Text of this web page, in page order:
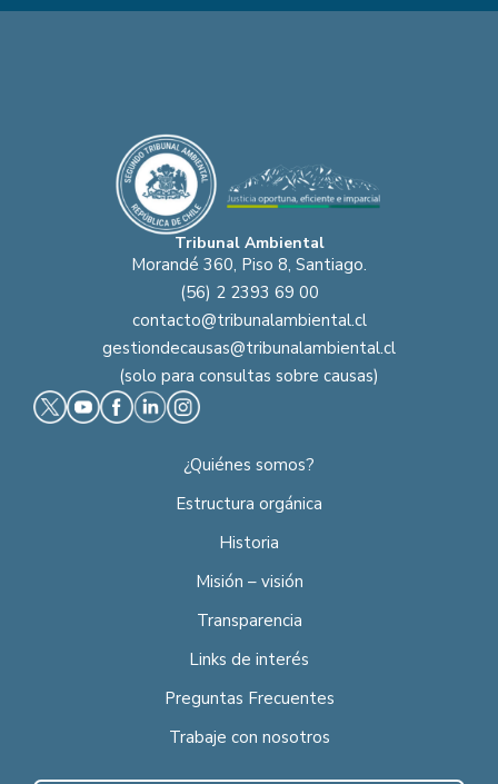
Tribunal Ambiental
Morandé 360, Piso 8, Santiago.
(56) 2 2393 69 00
contacto@tribunalambiental.cl
gestiondecausas@tribunalambiental.cl
(solo para consultas sobre causas)
¿Quiénes somos?
Estructura orgánica
Historia
Misión – visión
Transparencia
Links de interés
Preguntas Frecuentes
Trabaje con nosotros